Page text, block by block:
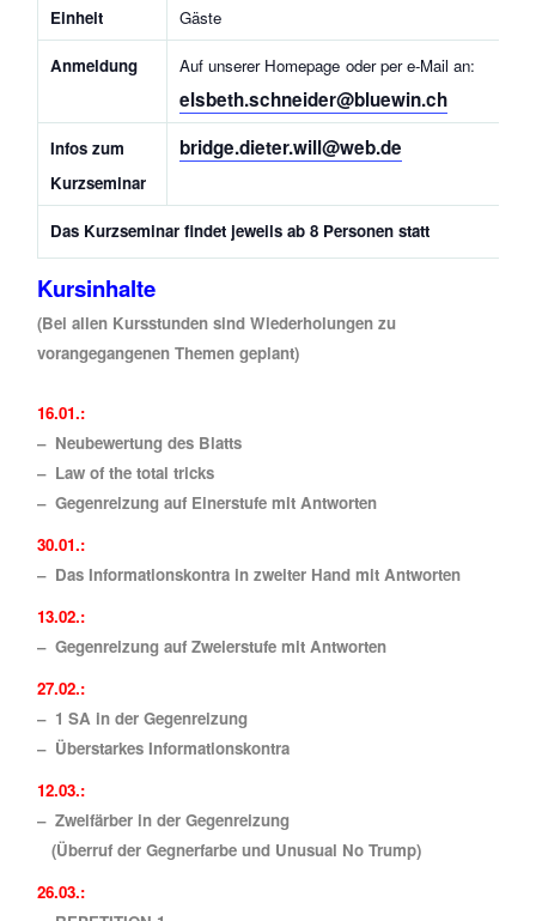
Einheit
Gäste
Anmeldung Auf unserer Homepage oder per e-Mail an:
elsbeth.schneider@bluewin.ch
Infos zum
Kurzseminar
bridge.dieter.will@web.de
Das Kurzseminar findet jeweils ab 8 Personen statt
Kursinhalte
(Bei allen Kursstunden sind Wiederholungen zu
vorangegangenen Themen geplant)
16.01.:
– Neubewertung des Blatts
– Law of the total tricks
– Gegenreizung auf Einerstufe mit Antworten
30.01.:
– Das Informationskontra in zweiter Hand mit Antworten
13.02.:
–Gegenreizung auf Zweierstufe mit Antworten
27.02.:
– 1 SA in der Gegenreizung
– Überstarkes Informationskontra
12.03.:
– Zweifärber in der Gegenreizung
(Überruf der Gegnerfarbe und Unusual No Trump)
26.03.: